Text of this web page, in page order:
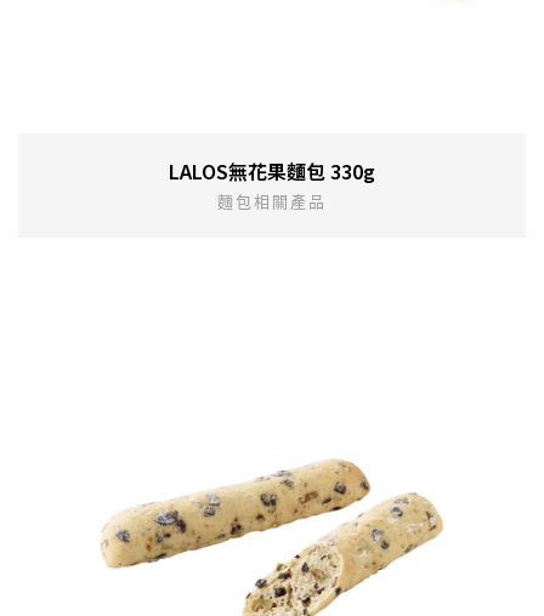
LALOS無花果麵包 330g
麵包相關產品